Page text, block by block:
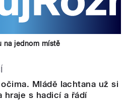
na jednom místě
Mládě lachtana už si
hraje s hadicí a řádí